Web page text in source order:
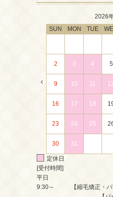
2026
SUN
MON TUE
2 3 4 5
9 10 11
16 17 18
23 24 25
30 31
定休日
[受付時間]
平日
9:30～
【縮毛矯正・